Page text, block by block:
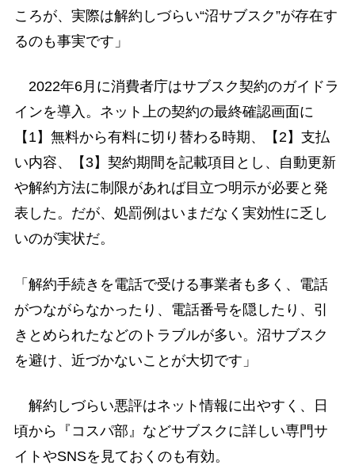
ころが、実際は解約しづらい“沼サブスク”が存在す
るのも事実です」
2022年6月に消費者庁はサブスク契約のガイドラ
インを導入。ネット上の契約の最終確認画面に
【1】無料から有料に切り替わる時期、【2】支払
い内容、【3】契約期間を記載項目とし、自動更新
や解約方法に制限があれば目立つ明示が必要と発
表した。だが、処罰例はいまだなく実効性に乏し
いのが実状だ。
「解約手続きを電話で受ける事業者も多く、電話
がつながらなかったり、電話番号を隠したり、引
きとめられたなどのトラブルが多い。沼サブスク
を避け、近づかないことが大切です」
解約しづらい悪評はネット情報に出やすく、日
頃から『コスパ部』などサブスクに詳しい専門サ
イトやSNSを見ておくのも有効。